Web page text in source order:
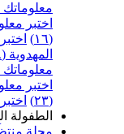
المهدوية (١٣)
معلوماتك المهدوية
اختبر معلوماتك
اختبر
المهدوية (٢٠)
معلوماتك المهدوية
اختبر معلوماتك
المهدوية
منتظَر
القصص